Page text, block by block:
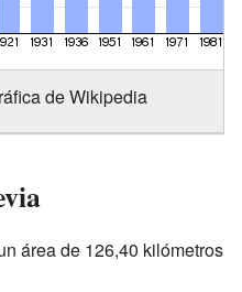
de Wikipedia
área de 126,40 kilómetros